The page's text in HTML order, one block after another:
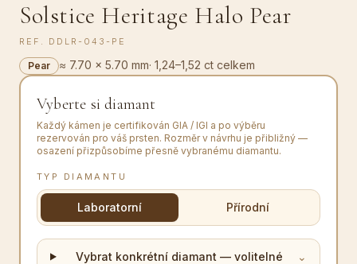
Solstice Heritage Halo Pear
REF. DDLR-043-PE
Pear ≈ 7.70 × 5.70 mm· 1,24–1,52 ct celkem
Vyberte si diamant
Každý kámen je certifikován GIA / IGI a po výběru
rezervován pro váš prsten. Rozměr v návrhu je přibližný —
osazení přizpůsobíme přesně vybranému diamantu.
TYP DIAMANTU
Laboratorní Přírodní
Vybrat konkrétní diamant — volitelné ⌄